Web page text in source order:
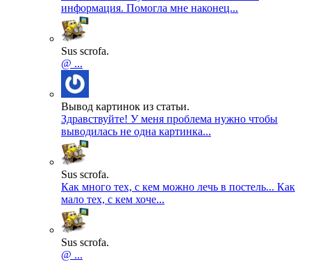
информация. Помогла мне наконец...
Sus scrofa.
@ ...
Вывод картинок из статьи.
Здравствуйте! У меня проблема нужно чтобы
выводилась не одна картинка...
Sus scrofa.
Как много тех, с кем можно лечь в постель... Как
мало тех, с кем хоче...
Sus scrofa.
@ ...